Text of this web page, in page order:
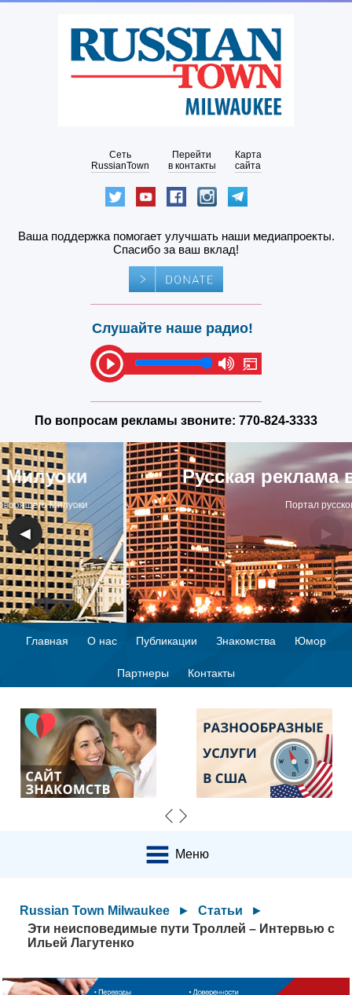
Сеть
RussianTown
Перейти
в контакты
Карта
сайта
Ваша поддержка помогает улучшать наши медиапроекты.
Спасибо за ваш вклад!
Слушайте наше радио!
По вопросам рекламы звоните: 770-824-3333
Русская реклама в Милуоки
Портал русскоговорящего Милуоки
◀ ▶
Главная О нас Публикации Знакомства Юмор
Партнеры Контакты
Меню
Russian Town Milwaukee ► Статьи
►
Эти неисповедимые пути Троллей – Интервью с
Ильей Лагутенко